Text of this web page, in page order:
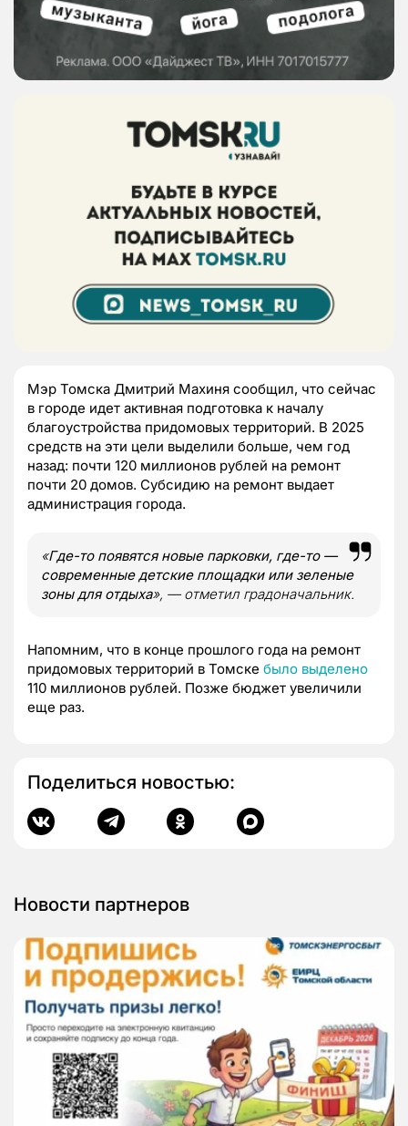
Мэр Томска Дмитрий Махиня сообщил, что сейчас
в городе идет активная подготовка к началу
благоустройства придомовых территорий. В 2025
средств на эти цели выделили больше, чем год
назад: почти 120 миллионов рублей на ремонт
почти 20 домов. Субсидию на ремонт выдает
администрация города.
«Где-то появятся новые парковки, где-то —
современные детские площадки или зеленые
зоны для отдыха», — отметил градоначальник.
Напомним, что в конце прошлого года на ремонт
придомовых территорий в Томске было выделено
110 миллионов рублей. Позже бюджет увеличили
еще раз.
Поделиться новостью:
Новости партнеров